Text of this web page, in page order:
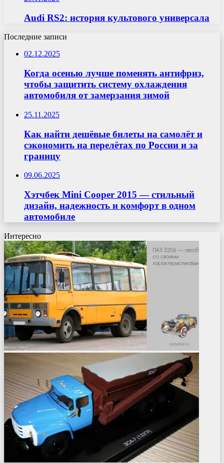
Audi RS2: история культового универсала
Последние записи
02.12.2025
Когда осенью лучше поменять антифриз,
чтобы защитить систему охлаждения
автомобиля от замерзания зимой
25.11.2025
Как найти дешёвые билеты на самолёт и
сэкономить на перелётах по России и за
границу
09.06.2025
Хэтчбек Mini Cooper 2015 — стильный
дизайн, надежность и комфорт в одном
автомобиле
Интересно